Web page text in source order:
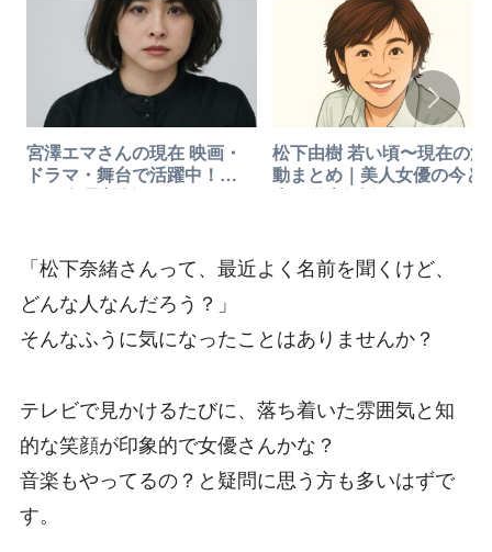
宮澤エマさんの現在 映画・
ドラマ・舞台で活躍中！
松下由樹 若い頃〜現在の活
動まとめ｜美人女優の今と
「松下奈緒さんって、最近よく名前を聞くけど、
どんな人なんだろう？」
そんなふうに気になったことはありませんか？
テレビで見かけるたびに、落ち着いた雰囲気と知
的な笑顔が印象的で女優さんかな？
音楽もやってるの？と疑問に思う方も多いはずで
す。